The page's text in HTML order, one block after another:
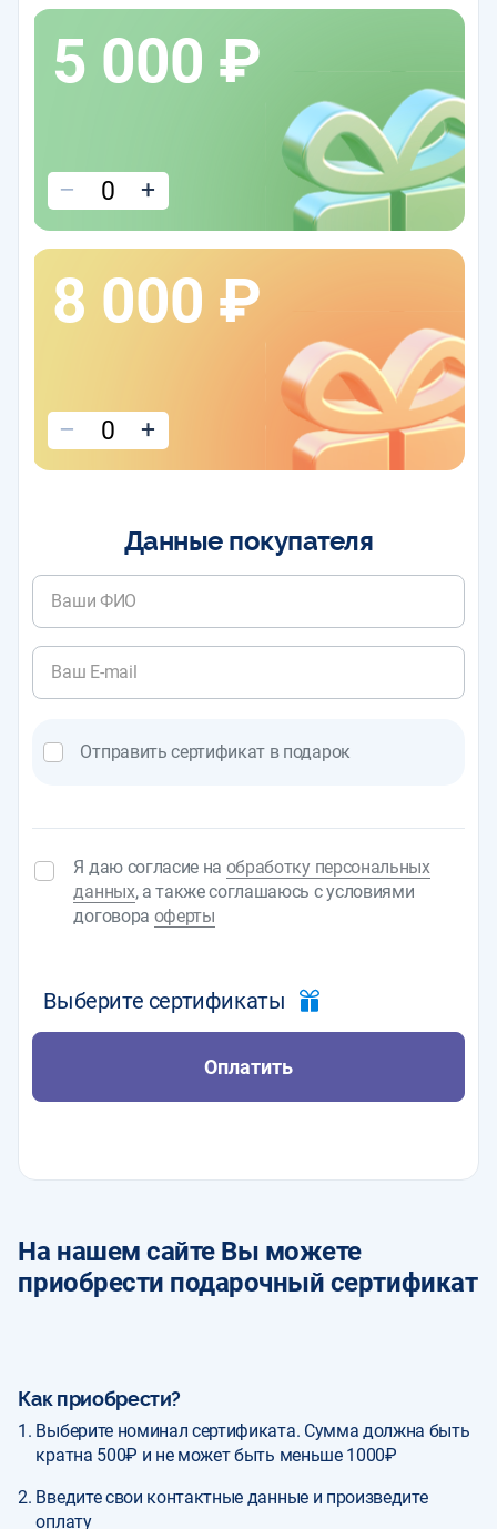
5 000 ₽
– +
8 000 ₽
– +
Данные покупателя
Отправить сертификат в подарок
Я даю согласие на обработку персональных
данных, а также соглашаюсь с условиями
договора оферты
Оплатить
Выберите сертификаты
На нашем сайте Вы можете
приобрести подарочный сертификат
Как приобрести?
Выберите номинал сертификата. Сумма должна быть
кратна 500₽ и не может быть меньше 1000₽
Введите свои контактные данные и произведите
оплату